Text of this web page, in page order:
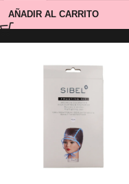
AÑADIR AL CARRITO